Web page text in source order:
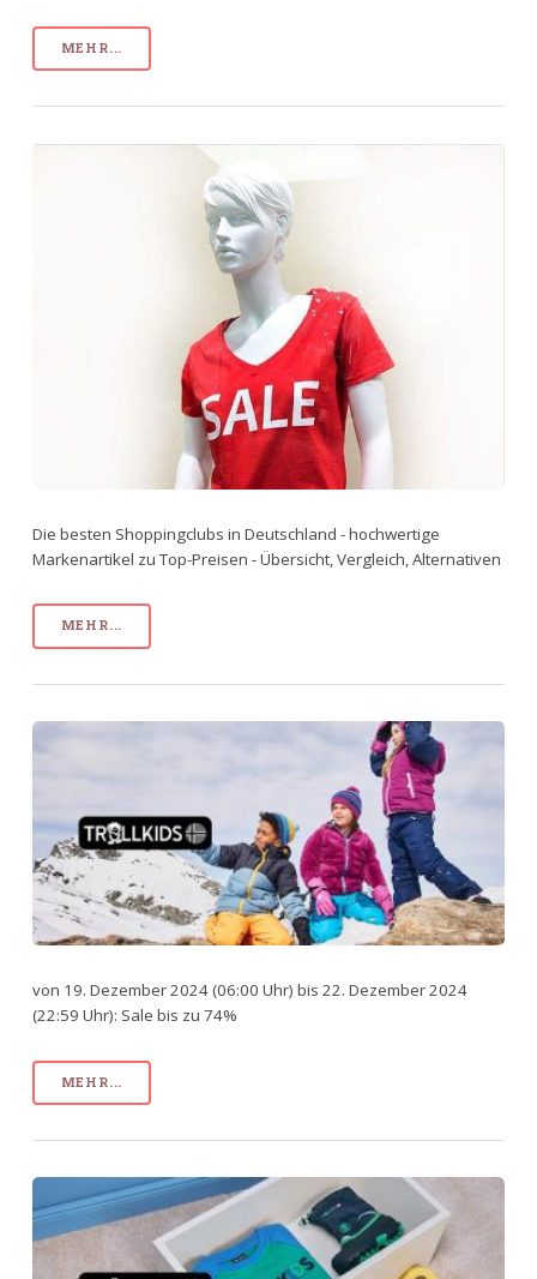
MEHR...
Die besten Shoppingclubs in Deutschland - hochwertige
Markenartikel zu Top-Preisen - Übersicht, Vergleich, Alternativen
MEHR...
von 19. Dezember 2024 (06:00 Uhr) bis 22. Dezember 2024
(22:59 Uhr): Sale bis zu 74%
MEHR...